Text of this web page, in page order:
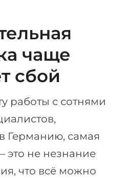
чаще
сбой
работы с сотнями
Германию, самая
это не незнание
что всё можно